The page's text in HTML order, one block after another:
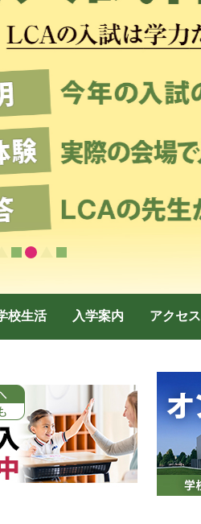
校生活 入学案内 アクセス